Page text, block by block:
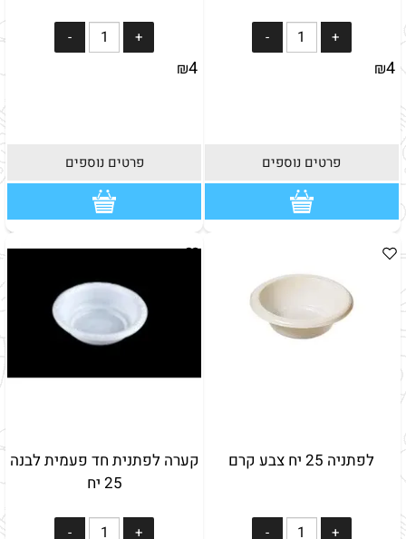
₪4
פרטים נוספים
₪4
פרטים נוספים
לפתניה 25 יח צבע קרם
קערה לפתנית חד פעמית לבנה
25 יח